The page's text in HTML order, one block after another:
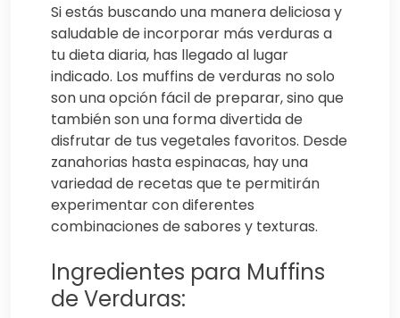
Si estás buscando una manera deliciosa y
saludable de incorporar más verduras a
tu dieta diaria, has llegado al lugar
indicado. Los muffins de verduras no solo
son una opción fácil de preparar, sino que
también son una forma divertida de
disfrutar de tus vegetales favoritos. Desde
zanahorias hasta espinacas, hay una
variedad de recetas que te permitirán
experimentar con diferentes
combinaciones de sabores y texturas.
Ingredientes para Muffins
de Verduras: